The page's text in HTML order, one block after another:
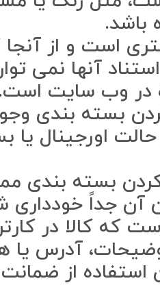
باشد.
است و از آنجا
آنها نمی
در وب سایت
بسته بندی
اورجینال یا
بسته بندی
آن جداً خودداری
که کالا در
آدرس یا
از